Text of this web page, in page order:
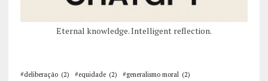
Eternal knowledge. Intelligent reflection.
#deliberação (2) #equidade (2) #generalismo moral (2)